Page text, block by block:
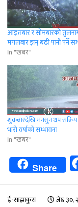
आइतबार र सोमबारको
मंगलबार झन् बढी पानी पर्ने
In "खबर"
शुक्रबारदेखि मनसुन थप
भारी वर्षाको सम्भावना
In "खबर"
Share
ई-साझाकुरा जेष्ठ ३०,